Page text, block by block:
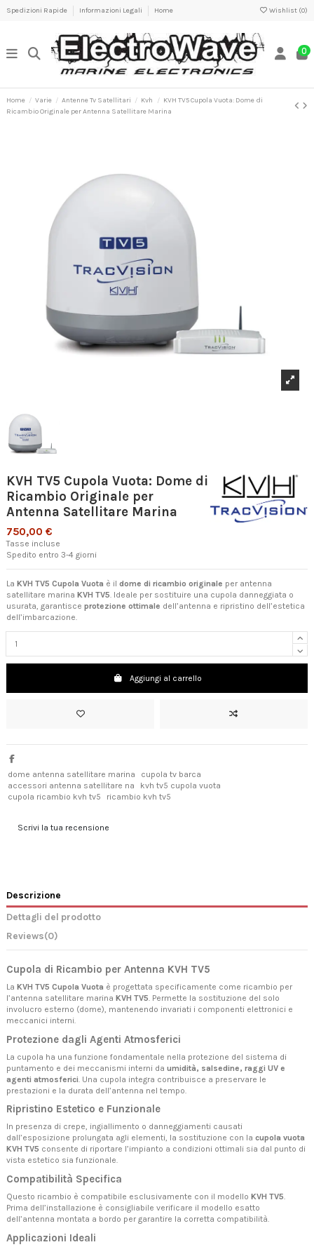
Spedizioni Rapide Informazioni Legali Home Wishlist (0)
0
Home Varie Antenne Tv Satellitari Kvh
KVH TV5 Cupola Vuota: Dome di
Ricambio Originale per Antenna Satellitare Marina
KVH TV5 Cupola Vuota: Dome di
Ricambio Originale per
Antenna Satellitare Marina
750,00 €
Tasse incluse
Spedito entro 3-4 giorni
La KVH TV5 Cupola Vuota è il dome di ricambio originale per antenna
satellitare marina KVH TV5. Ideale per sostituire una cupola danneggiata o
usurata, garantisce protezione ottimale dell’antenna e ripristino dell’estetica
dell’imbarcazione.
Aggiungi al carrello
dome antenna satellitare marina
cupola tv barca
accessori antenna satellitare na
kvh tv5 cupola vuota
cupola ricambio kvh tv5
ricambio kvh tv5
Scrivi la tua recensione
Descrizione
Dettagli del prodotto
Reviews(0)
Cupola di Ricambio per Antenna KVH TV5
La KVH TV5 Cupola Vuota è progettata specificamente come ricambio per
l’antenna satellitare marina KVH TV5. Permette la sostituzione del solo
involucro esterno (dome), mantenendo invariati i componenti elettronici e
meccanici interni.
Protezione dagli Agenti Atmosferici
La cupola ha una funzione fondamentale nella protezione del sistema di
puntamento e dei meccanismi interni da umidità, salsedine, raggi UV e
agenti atmosferici. Una cupola integra contribuisce a preservare le
prestazioni e la durata dell’antenna nel tempo.
Ripristino Estetico e Funzionale
In presenza di crepe, ingiallimento o danneggiamenti causati
dall’esposizione prolungata agli elementi, la sostituzione con la cupola vuota
KVH TV5 consente di riportare l’impianto a condizioni ottimali sia dal punto di
vista estetico sia funzionale.
Compatibilità Specifica
Questo ricambio è compatibile esclusivamente con il modello KVH TV5.
Prima dell’installazione è consigliabile verificare il modello esatto
dell’antenna montata a bordo per garantire la corretta compatibilità.
Applicazioni Ideali